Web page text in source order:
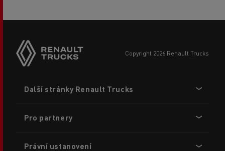
copyright 2026 Renault Trucks
menu
Další stránky Renault Trucks
Pro partnery
Právní ustanovení